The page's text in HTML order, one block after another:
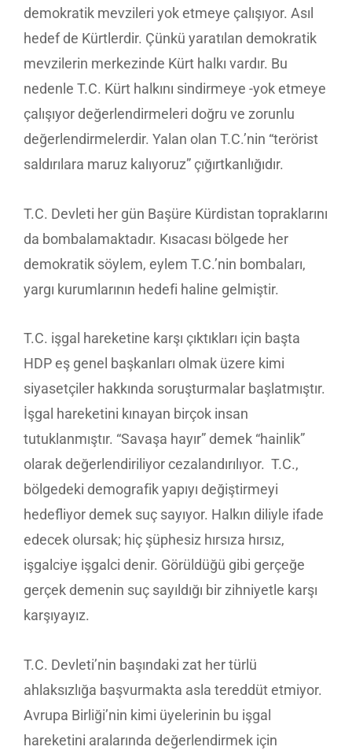
demokratik mevzileri yok etmeye çalışıyor. Asıl
hedef de Kürtlerdir. Çünkü yaratılan demokratik
mevzilerin merkezinde Kürt halkı vardır. Bu
nedenle T.C. Kürt halkını sindirmeye -yok etmeye
çalışıyor değerlendirmeleri doğru ve zorunlu
değerlendirmelerdir. Yalan olan T.C.’nin “terörist
saldırılara maruz kalıyoruz” çığırtkanlığıdır.
T.C. Devleti her gün Başüre Kürdistan topraklarını
da bombalamaktadır. Kısacası bölgede her
demokratik söylem, eylem T.C.’nin bombaları,
yargı kurumlarının hedefi haline gelmiştir.
T.C. işgal hareketine karşı çıktıkları için başta
HDP eş genel başkanları olmak üzere kimi
siyasetçiler hakkında soruşturmalar başlatmıştır.
İşgal hareketini kınayan birçok insan
tutuklanmıştır. “Savaşa hayır” demek “hainlik”
olarak değerlendiriliyor cezalandırılıyor. T.C.,
bölgedeki demografik yapıyı değiştirmeyi
hedefliyor demek suç sayıyor. Halkın diliyle ifade
edecek olursak; hiç şüphesiz hırsıza hırsız,
işgalciye işgalci denir. Görüldüğü gibi gerçeğe
gerçek demenin suç sayıldığı bir zihniyetle karşı
karşıyayız.
T.C. Devleti’nin başındaki zat her türlü
ahlaksızlığa başvurmakta asla tereddüt etmiyor.
Avrupa Birliği’nin kimi üyelerinin bu işgal
hareketini aralarında değerlendirmek için